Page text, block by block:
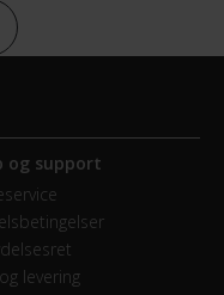
og support
levering